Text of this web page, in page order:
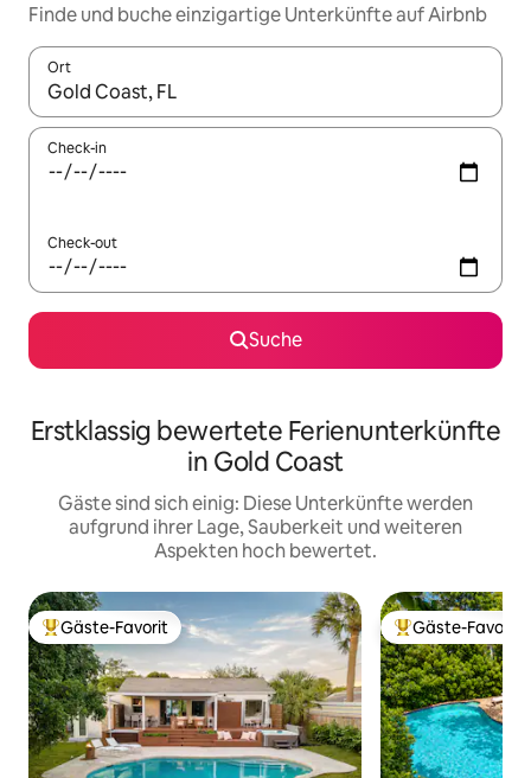
Finde und buche einzigartige Unterkünfte auf Airbnb
Ort
Wenn Ergebnisse verfügbar sind, navigiere mit den
Check-in
Check-out
Suche
Erstklassig bewertete Ferienunterkünfte
in Gold Coast
Gäste sind sich einig: Diese Unterkünfte werden
aufgrund ihrer Lage, Sauberkeit und weiteren
Aspekten hoch bewertet.
Beliebter Gäste-Favorit.
Gäste-Favorit Beliebter Gäste-
Gäste-Favorit